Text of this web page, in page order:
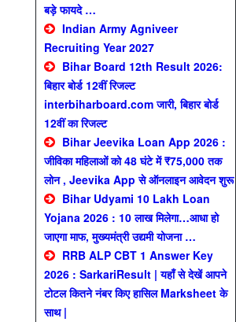
बड़े फायदे …
Indian Army Agniveer
Recruiting Year 2027
Bihar Board 12th Result 2026:
बिहार बोर्ड 12वीं रिजल्ट
interbiharboard.com जारी, बिहार बोर्ड
12वीं का रिजल्ट
Bihar Jeevika Loan App 2026 :
जीविका महिलाओं को 48 घंटे में ₹75,000 तक
लोन , Jeevika App से ऑनलाइन आवेदन शुरू
Bihar Udyami 10 Lakh Loan
Yojana 2026 : 10 लाख मिलेगा…आधा हो
जाएगा माफ, मुख्यमंत्री उद्यमी योजना …
RRB ALP CBT 1 Answer Key
2026 : SarkariResult | यहाँ से देखें आपने
टोटल कितने नंबर किए हासिल Marksheet के
साथ |